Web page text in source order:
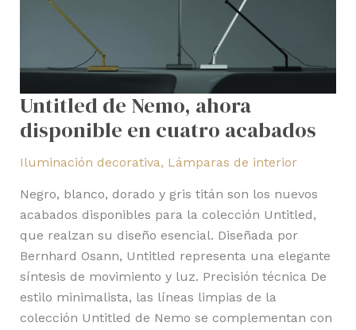
Untitled de Nemo, ahora
disponible en cuatro acabados
Iluminación decorativa, Lámparas de interior
Negro, blanco, dorado y gris titán son los nuevos
acabados disponibles para la colección Untitled,
que realzan su diseño esencial. Diseñada por
Bernhard Osann, Untitled representa una elegante
síntesis de movimiento y luz. Precisión técnica De
estilo minimalista, las líneas limpias de la
colección Untitled de Nemo se complementan con